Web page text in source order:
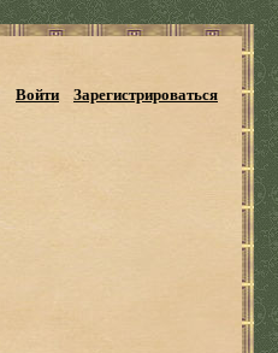
Войти Зарегистрироваться